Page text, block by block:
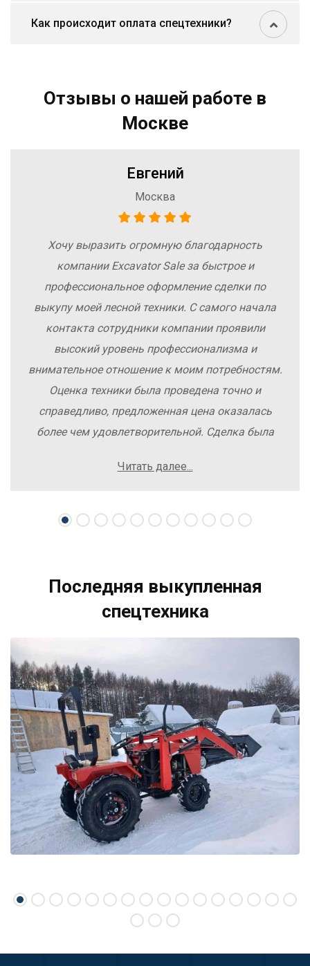
Как происходит оплата спецтехники?
Отзывы о нашей работе в
Москве
Евгений
Москва
Хочу выразить огромную благодарность
компании Excavator Sale за быстрое и
профессиональное оформление сделки по
выкупу моей лесной техники. С самого начала
контакта сотрудники компании проявили
высокий уровень профессионализма и
внимательное отношение к моим потребностям.
Оценка техники была проведена точно и
справедливо, предложенная цена оказалась
более чем удовлетворительной. Сделка была
осложнений. Рекомендую компанию Excavator
свою спецтехнику.
Читать далее...
Последняя выкупленная
спецтехника